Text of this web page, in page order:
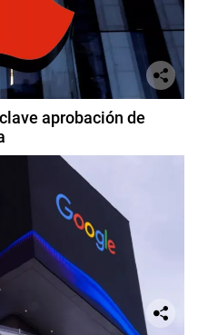
aprobación de